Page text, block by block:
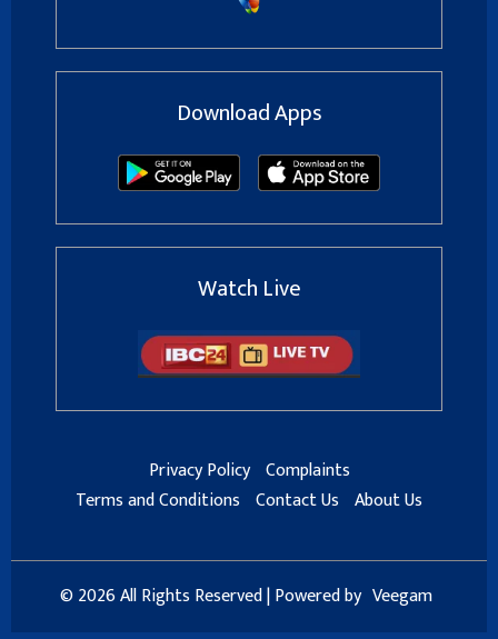
Download Apps
Watch Live
Privacy Policy Complaints
Terms and Conditions Contact Us About Us
© 2026 All Rights Reserved | Powered by Veegam